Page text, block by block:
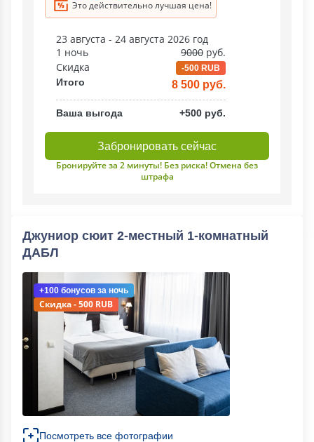
Это действительно лучшая цена!
23 августа - 24 августа 2026 год
1 ночь
9000 руб.
Скидка
-500 RUB
Итого 8 500 руб.
Ваша выгода +500 руб.
Забронировать сейчас
Бронируйте за 2 минуты! Без риска! Отмена без
штрафа
Джуниор сюит 2-местный 1-комнатный
ДАБЛ
+100 бонусов за ночь
Скидка - 500 RUB
Посмотреть все фотографии